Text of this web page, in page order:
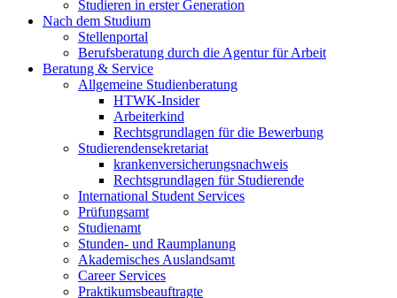
Studieren in erster Generation
Nach dem Studium
Stellenportal
Berufsberatung durch die Agentur für Arbeit
Beratung & Service
Allgemeine Studienberatung
HTWK-Insider
Arbeiterkind
Rechtsgrundlagen für die Bewerbung
Studierendensekretariat
krankenversicherungsnachweis
Rechtsgrundlagen für Studierende
International Student Services
Prüfungsamt
Studienamt
Stunden- und Raumplanung
Akademisches Auslandsamt
Career Services
Praktikumsbeauftragte